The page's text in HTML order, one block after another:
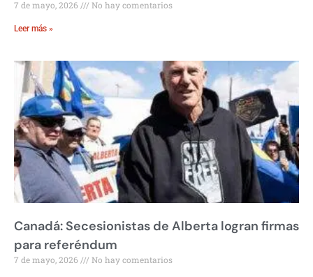
7 de mayo, 2026 No hay comentarios
Leer más »
Canadá: Secesionistas de Alberta logran firmas
para referéndum
7 de mayo, 2026 No hay comentarios